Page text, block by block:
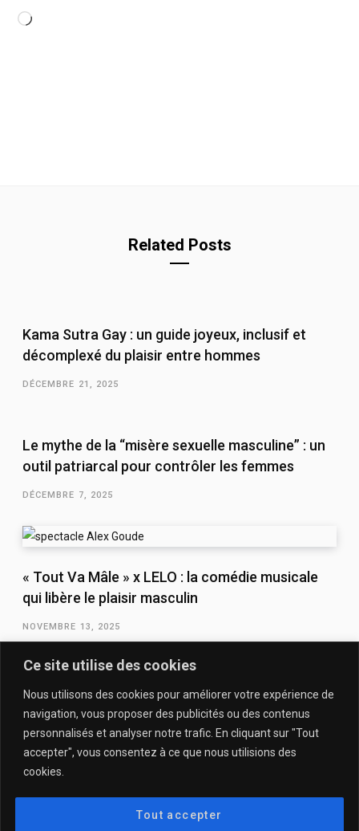
Ce site utilise des cookies
Nous utilisons des cookies pour améliorer votre expérience de
navigation, vous proposer des publicités ou des contenus
personnalisés et analyser notre trafic. En cliquant sur "Tout
accepter", vous consentez à ce que nous utilisions des
cookies.
Tout accepter
Chargement…
Related Posts
Kama Sutra Gay : un guide joyeux, inclusif et
décomplexé du plaisir entre hommes
DÉCEMBRE 21, 2025
Le mythe de la “misère sexuelle masculine” : un
outil patriarcal pour contrôler les femmes
DÉCEMBRE 7, 2025
« Tout Va Mâle » x LELO : la comédie musicale
qui libère le plaisir masculin
NOVEMBRE 13, 2025